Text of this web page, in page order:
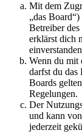
Mit dem
„das
Betreiber
erklärst dich
Wenn du mit
darfst du das
Boards
Regelungen.
Der
und kann
jederzeit